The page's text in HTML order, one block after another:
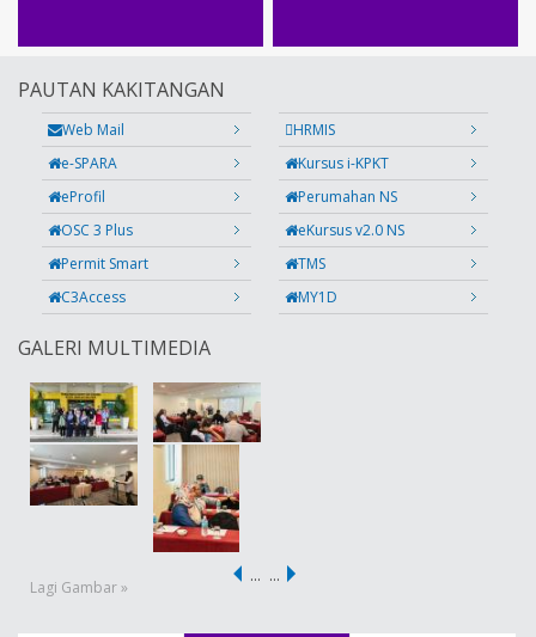
PAUTAN KAKITANGAN
Web Mail
HRMIS
e-SPARA
Kursus i-KPKT
eProfil
Perumahan NS
OSC 3 Plus
eKursus v2.0 NS
Permit Smart
TMS
C3Access
MY1D
GALERI MULTIMEDIA
Lagi Gambar »
… …